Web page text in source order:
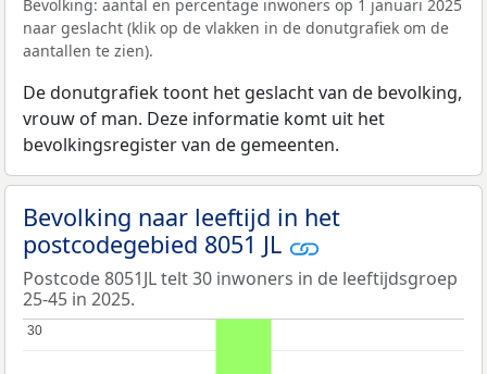
Bevolking: aantal en percentage inwoners op 1 januari 2025
naar geslacht (klik op de vlakken in de donutgrafiek om de
aantallen te zien).
De donutgrafiek toont het geslacht van de bevolking,
vrouw of man. Deze informatie komt uit het
bevolkingsregister van de gemeenten.
Bevolking naar leeftijd in het
postcodegebied 8051 JL
Postcode 8051JL telt 30 inwoners in de leeftijdsgroep
25-45 in 2025.
30
30